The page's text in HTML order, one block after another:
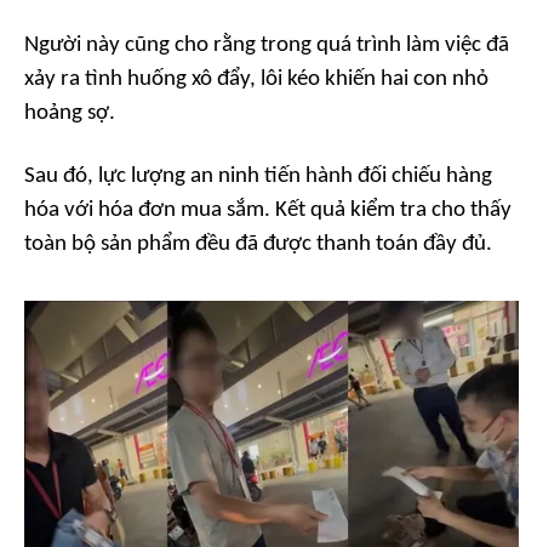
Người này cũng cho rằng trong quá trình làm việc đã
xảy ra tình huống xô đẩy, lôi kéo khiến hai con nhỏ
hoảng sợ.
Sau đó, lực lượng an ninh tiến hành đối chiếu hàng
hóa với hóa đơn mua sắm. Kết quả kiểm tra cho thấy
toàn bộ sản phẩm đều đã được thanh toán đầy đủ.